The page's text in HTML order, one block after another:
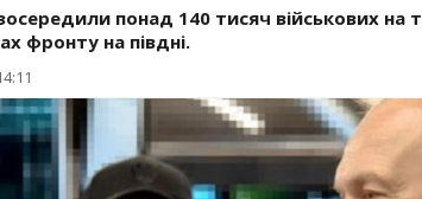
понад 140 тисяч військових на
фронту на півдні.